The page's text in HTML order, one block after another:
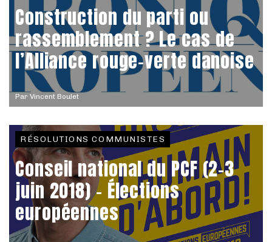
Par Vincent Boulet
Construction du parti ou
rassemblement ? Le cas de
l’Alliance rouge-verte danoise
RÉSOLUTIONS COMMUNISTES
Conseil national du PCF (2-3
juin 2018) - Élections
européennes